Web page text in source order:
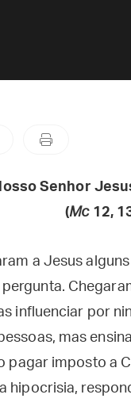
Senhor
(Mc 12,
a Jesus
influenciar por
mas
pagar imposto a
hipocrisia,